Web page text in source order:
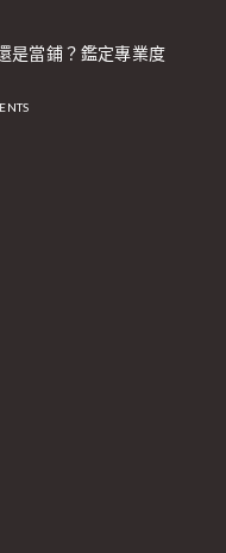
是當鋪？鑑定專業度